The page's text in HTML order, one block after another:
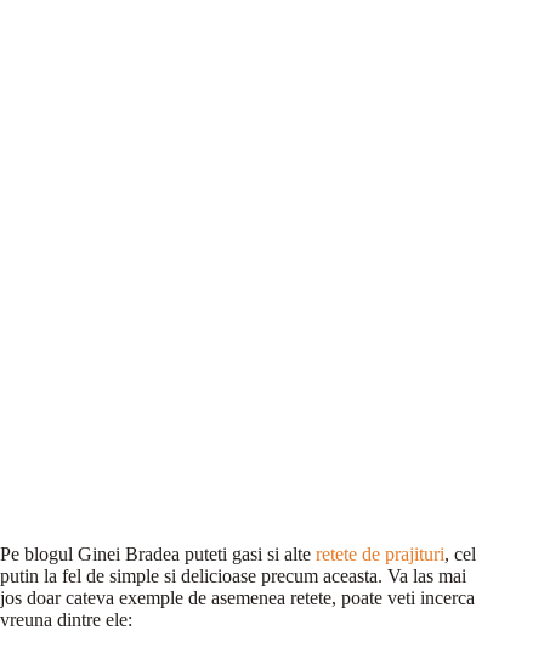
Pe blogul Ginei Bradea puteti gasi si alte retete de prajituri, cel
putin la fel de simple si delicioase precum aceasta. Va las mai
jos doar cateva exemple de asemenea retete, poate veti incerca
vreuna dintre ele: